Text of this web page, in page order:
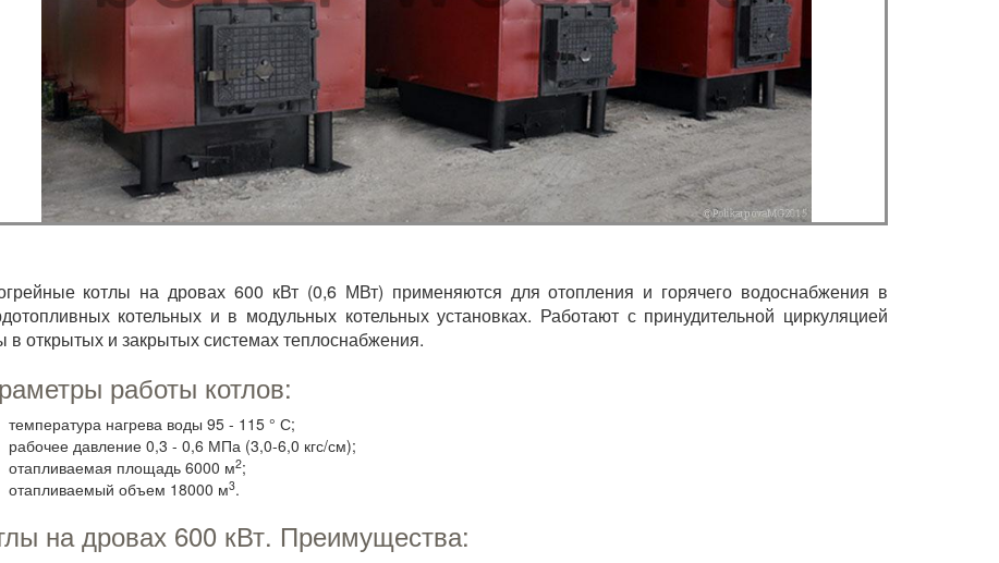
котлы на дровах 600 кВт (0,6 МВт) применяются для отопления и горячего водоснабжения в
котельных и в модульных котельных установках. Работают с принудительной циркуляцией
в открытых и закрытых системах теплоснабжения.
работы котлов:
температура нагрева воды 95 - 115 ° С;
рабочее давление 0,3 - 0,6 МПа (3,0-6,0 кгс/см);
отапливаемая площадь 6000 м2;
отапливаемый объем 18000 м3.
на дровах 600 кВт. Преимущества: